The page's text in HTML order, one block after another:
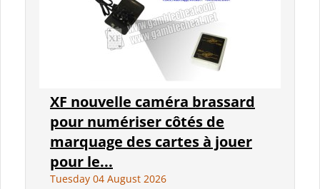
XF nouvelle caméra brassard
pour numériser côtés de
marquage des cartes à jouer
pour le...
Tuesday 04 August 2026